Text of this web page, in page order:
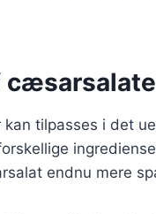
tilpasses i det
endnu mere